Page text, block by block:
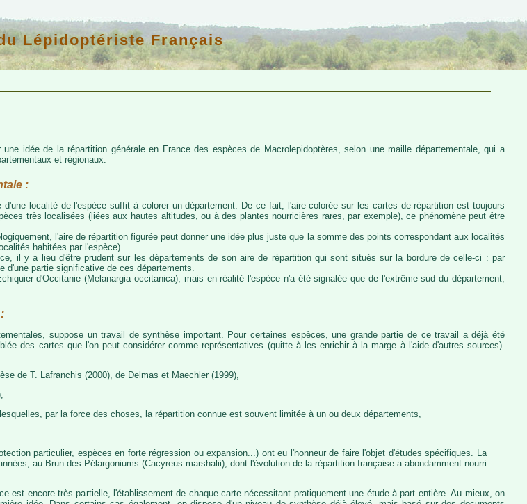
Lépidoptériste Français
idée de la répartition générale en France des espèces de Macrolepidoptères, selon une maille départementale, qui a
et régionaux.
:
localité de l'espèce suffit à colorer un département. De ce fait, l'aire colorée sur les cartes de répartition est toujours
très localisées (liées aux hautes altitudes, ou à des plantes nourricières rares, par exemple), ce phénomène peut être
l'aire de répartition figurée peut donner une idée plus juste que la somme des points correspondant aux localités
habitées par l'espèce).
il y a lieu d'être prudent sur les départements de son aire de répartition qui sont situés sur la bordure de celle-ci : par
partie significative de ces départements.
d'Occitanie (Melanargia occitanica), mais en réalité l'espèce n'a été signalée que de l'extrême sud du département,
suppose un travail de synthèse important. Pour certaines espèces, une grande partie de ce travail a déjà été
des cartes que l'on peut considérer comme représentatives (quitte à les enrichir à la marge à l'aide d'autres sources).
de T. Lafranchis (2000), de Delmas et Maechler (1999),
par la force des choses, la répartition connue est souvent limitée à un ou deux départements,
particulier, espèces en forte régression ou expansion...) ont eu l'honneur de faire l'objet d'études spécifiques. La
au Brun des Pélargoniums (Cacyreus marshalii), dont l'évolution de la répartition française a abondamment nourri
est encore très partielle, l'établissement de chaque carte nécessitant pratiquement une étude à part entière. Au mieux, on